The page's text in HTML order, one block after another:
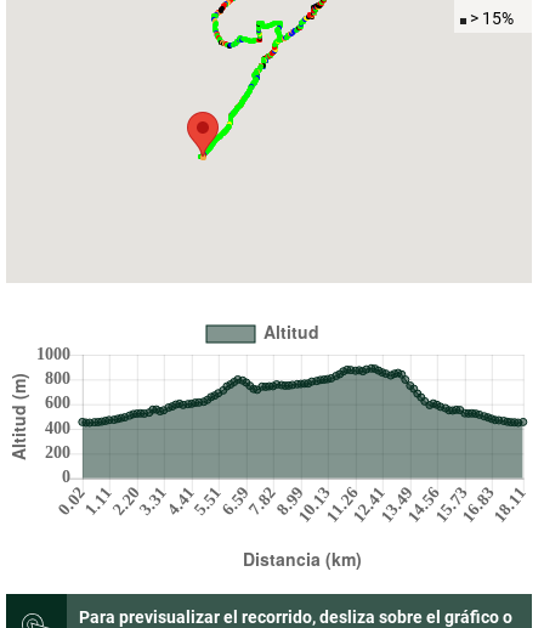
> 15%
Para previsualizar el recorrido, desliza sobre el gráfico o